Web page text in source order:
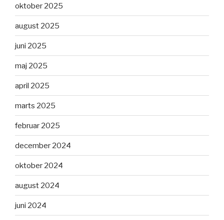
oktober 2025
august 2025
juni 2025
maj 2025
april 2025
marts 2025
februar 2025
december 2024
oktober 2024
august 2024
juni 2024